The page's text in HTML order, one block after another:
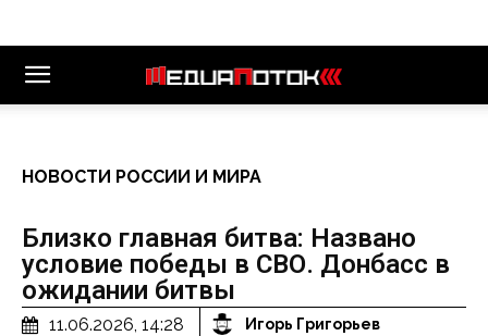
НОВОСТИ РОССИИ И МИРА
Близко главная битва: Названо
условие победы в СВО. Донбасс в
ожидании битвы
11.06.2026, 14:28 Игорь Григорьев